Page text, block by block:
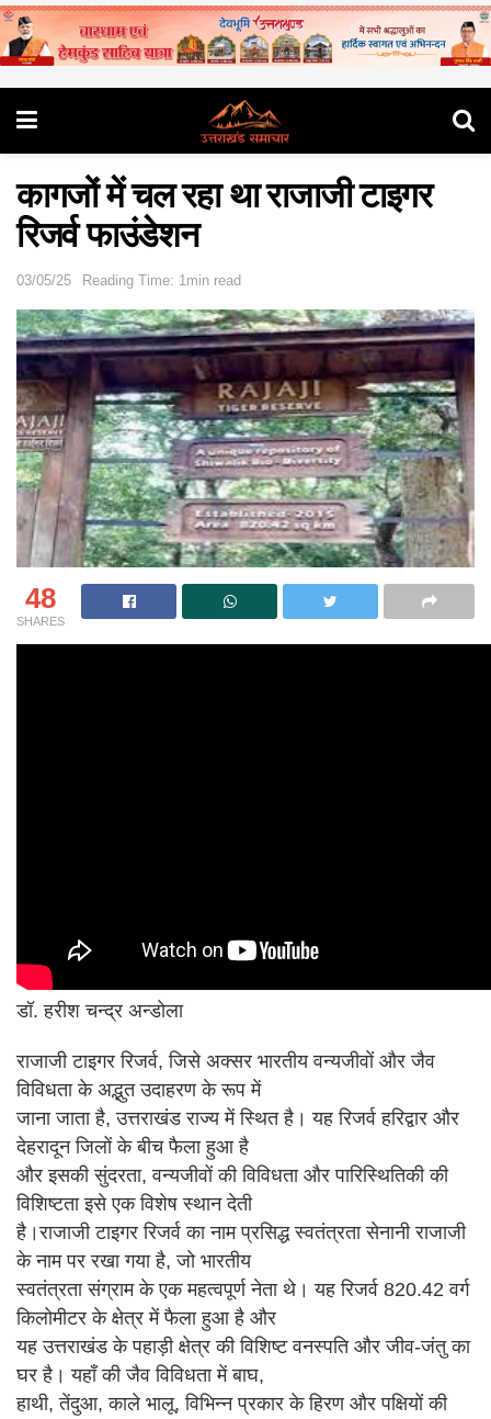
कागजों में चल रहा था राजाजी टाइगर
रिजर्व फाउंडेशन
03/05/25 Reading Time: 1min read
48
SHARES
डॉ. हरीश चन्द्र अन्डोला
राजाजी टाइगर रिजर्व, जिसे अक्सर भारतीय वन्यजीवों और जैव
विविधता के अद्भुत उदाहरण के रूप में
जाना जाता है, उत्तराखंड राज्य में स्थित है। यह रिजर्व हरिद्वार और
देहरादून जिलों के बीच फैला हुआ है
और इसकी सुंदरता, वन्यजीवों की विविधता और पारिस्थितिकी की
विशिष्टता इसे एक विशेष स्थान देती
है।राजाजी टाइगर रिजर्व का नाम प्रसिद्ध स्वतंत्रता सेनानी राजाजी
के नाम पर रखा गया है, जो भारतीय
स्वतंत्रता संग्राम के एक महत्वपूर्ण नेता थे। यह रिजर्व 820.42 वर्ग
किलोमीटर के क्षेत्र में फैला हुआ है और
यह उत्तराखंड के पहाड़ी क्षेत्र की विशिष्ट वनस्पति और जीव-जंतु का
घर है। यहाँ की जैव विविधता में बाघ,
हाथी, तेंदुआ, काले भालू, विभिन्न प्रकार के हिरण और पक्षियों की